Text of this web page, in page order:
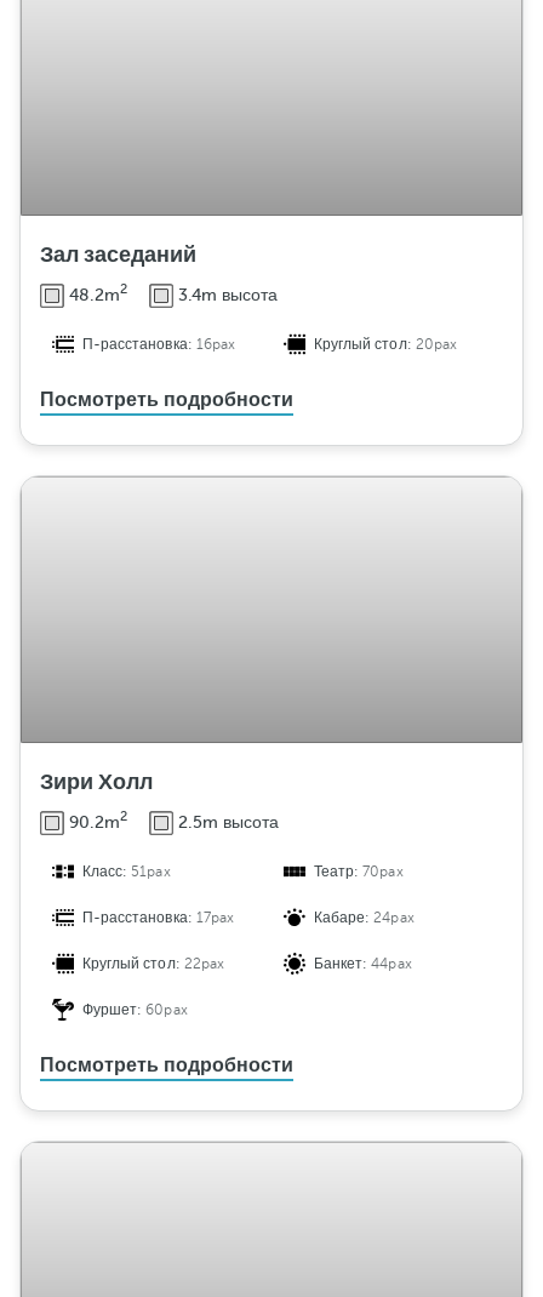
Зал заседаний
48.2m2 3.4m высота
П-расстановка: 16pax Круглый стол: 20pax
Посмотреть подробности
Зири Холл
90.2m2 2.5m высота
Класс: 51pax Театр:70pax
П-расстановка: 17pax Кабаре:24pax
Круглый стол: 22pax Банкет:44pax
Фуршет:60pax
Посмотреть подробности